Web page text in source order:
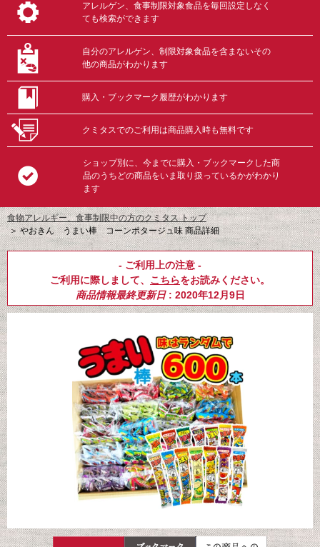
アレルゲン、食事制限対象食品を毎回設定しなく
ても検索ができます
自分のアレルゲン、制限対象食品を含まないその
他の商品がわかります
購入・ブックマーク履歴がわかります
クミタスでのご利用は商品購入時も無料です
ショップ別に、今までに購入・ブックマークした商
品のうちどの商品をいま取り扱っているかがわかり
ます
食物アレルギー、食事制限中の方のクミタス トップ
＞やおきん うまい棒 コーンポタージュ味 商品詳細
- ご利用上の注意 -
ご利用に際しまして、 こちらをお読みください。
商品情報最終更新日: 2020年12月9日